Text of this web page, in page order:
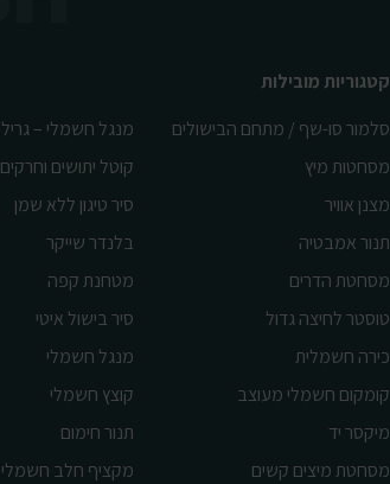
קטגוריות מובילות
סלמור סו-שף / מתחם הבישולים
מנגל חשמלי – גריל
מסחטות מיץ
קוטל יתושים וחרקים
מצנן אוויר
סיר טיגון ללא שמן
תנור אמבטיה
בלנדר שייקר
מסחטת הדרים
מטחנת קפה
טוסטר לחיצה גדול
סיר בישול איטי
כירה חשמלית
מנגל חשמלי
קומקום חשמלי מעוצב
קוצץ חשמלי
מיקסר יד
תנור חימום
מסחטת מיצים קשים
מקציף חלב חשמלי